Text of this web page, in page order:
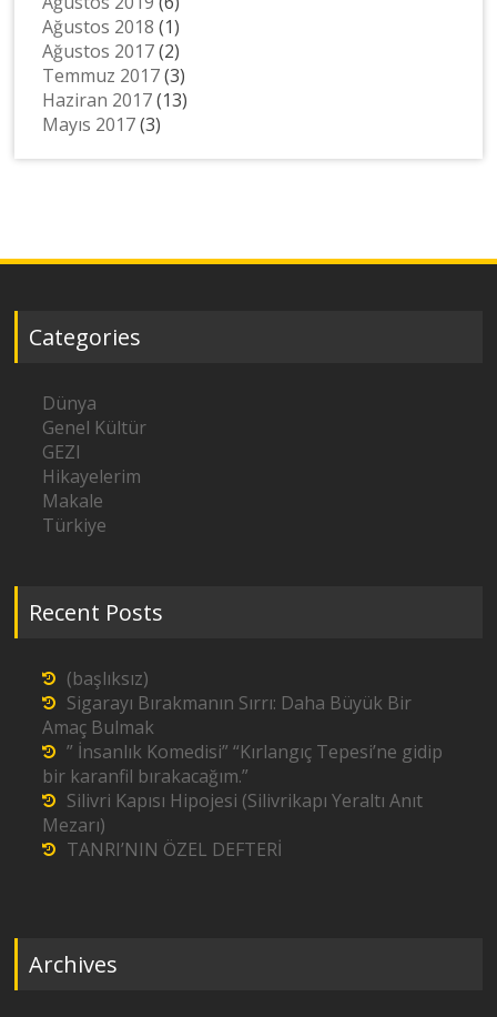
Ağustos 2018 (1)
Ağustos 2017(2)
Temmuz 2017(3)
Haziran 2017(13)
Mayıs 2017(3)
Categories
Dünya
Genel Kültür
GEZI
Hikayelerim
Makale
Türkiye
Recent Posts
(başlıksız)
Sigarayı Bırakmanın Sırrı: Daha Büyük Bir
Amaç Bulmak
” İnsanlık Komedisi” “Kırlangıç Tepesi’ne gidip
bir karanfil bırakacağım.”
Silivri Kapısı Hipojesi (Silivrikapı Yeraltı Anıt
Mezarı)
TANRI’NIN ÖZEL DEFTERİ
Archives